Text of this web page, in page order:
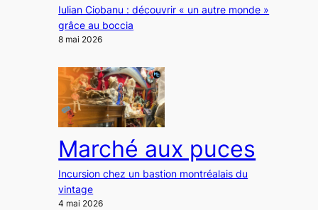
Iulian Ciobanu : découvrir « un autre monde »
grâce au boccia
8 mai 2026
Marché aux puces
Incursion chez un bastion montréalais du
vintage
4 mai 2026